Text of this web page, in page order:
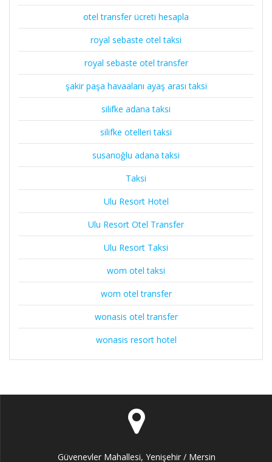
otel transfer ücreti hesapla
royal sebaste otel taksi
royal sebaste otel transfer
şakir paşa havaalanı ayaş arası taksi
silifke adana taksi
silifke otelleri taksi
susanoğlu adana taksi
Taksi
Ulu Resort Hotel
Ulu Resort Otel Transfer
Ulu Resort Taksi
wom otel taksi
wom otel transfer
wonasis otel transfer
wonasis resort hotel
Güvenevler Mahallesi, Yenişehir / Mersin